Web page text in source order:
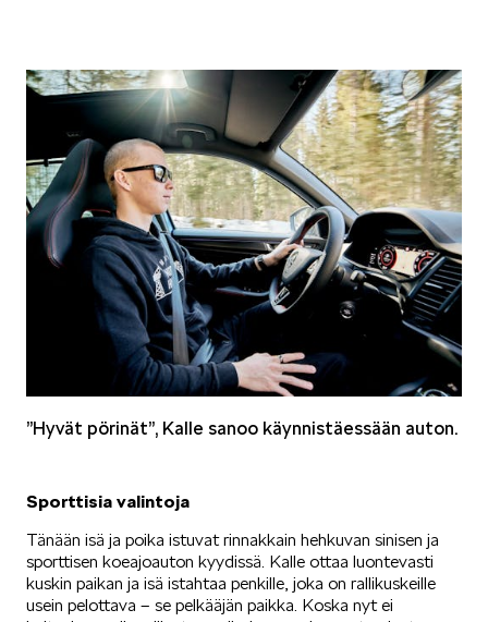
SPONSOROINTI & YHTEISTYÖ
KLASSIKOT
RALLI
”Hyvät pörinät”, Kalle sanoo käynnistäessään auton.
Sporttisia valintoja
Tänään isä ja poika istuvat rinnakkain hehkuvan sinisen ja
sporttisen koeajoauton kyydissä. Kalle ottaa luontevasti
kuskin paikan ja isä istahtaa penkille, joka on rallikuskeille
usein pelottava – se pelkääjän paikka. Koska nyt ei